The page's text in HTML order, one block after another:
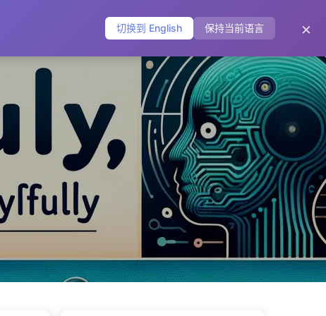
切换到 English 保持当前语言 ×
标签 分类 友链 关于